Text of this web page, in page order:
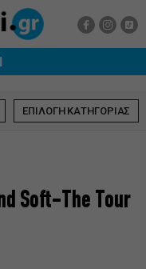
ΕΠΙΛΟΓΗ ΚΑΤΗΓΟΡΙΑΣ
Soft-The Tour